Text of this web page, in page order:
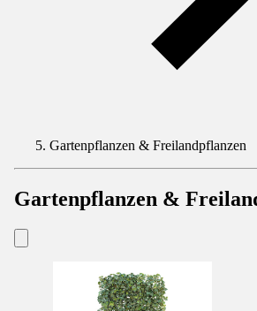
Gartenpflanzen & Freilandpflanzen
Gartenpflanzen &